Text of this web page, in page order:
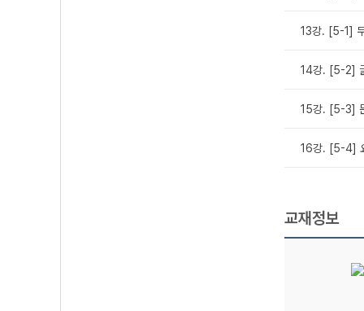
13강. [5-1]
14강. [5-2]
15강. [5-3]
16강. [5-4]
교재정보